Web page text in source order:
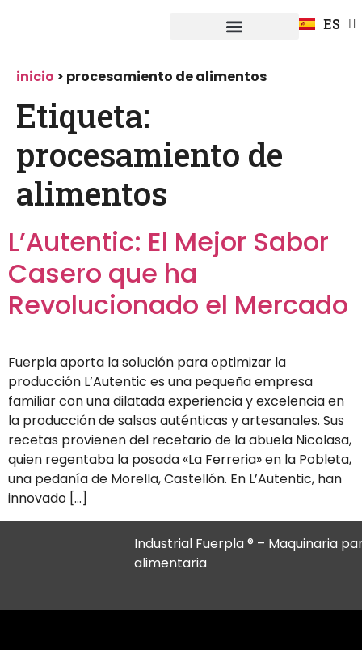
ES
DE
inicio > procesamiento de alimentos
Etiqueta:
procesamiento de
alimentos
L’Autentic: El Mejor Sabor
Casero que ha
Revolucionado el Mercado
Fuerpla aporta la solución para optimizar la
producción L’Autentic es una pequeña empresa
familiar con una dilatada experiencia y excelencia en
la producción de salsas auténticas y artesanales. Sus
recetas provienen del recetario de la abuela Nicolasa,
quien regentaba la posada «La Ferreria» en la Pobleta,
una pedanía de Morella, Castellón. En L’Autentic, han
innovado […]
Industrial Fuerpla ® – Maquinaria
alimentaria